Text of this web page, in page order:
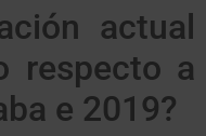
actual
respecto a
e 2019?